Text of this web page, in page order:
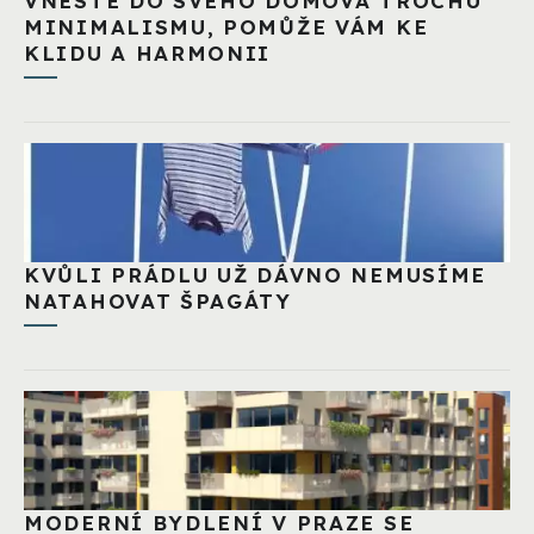
MINIMALISMU, POMŮŽE VÁM KE
KLIDU A HARMONII
KVŮLI PRÁDLU UŽ DÁVNO NEMUSÍME
NATAHOVAT ŠPAGÁTY
MODERNÍ BYDLENÍ V PRAZE SE